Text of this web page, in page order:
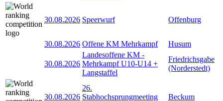
30.08.2026 Speerwurf Offenburg
30.08.2026 Offene KM Mehrkampf Husum
30.08.2026
Landesoffene KM -
Mehrkampf U10-U14 +
Langstaffel
Friedrichsgabe
(Norderstedt)
30.08.2026
26.
Stabhochsprungmeeting
Beckum